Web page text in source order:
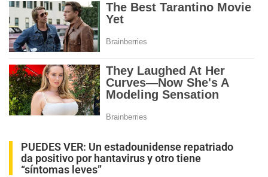
PUEDES VER: Un estadounidense repatriado
da positivo por hantavirus y otro tiene
“síntomas leves”